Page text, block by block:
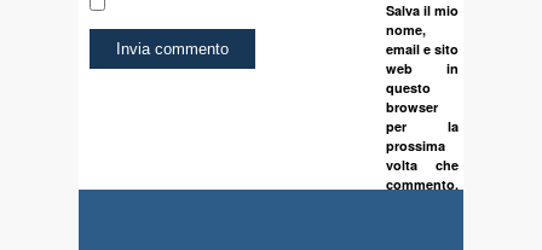
Salva il mio
nome,
email e sito
web in
questo
browser
per la
prossima
volta che
commento.